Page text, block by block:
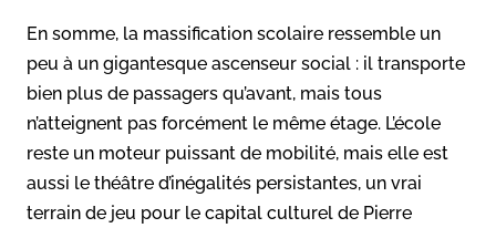
En somme, la massification scolaire ressemble un
peu à un gigantesque ascenseur social : il transporte
bien plus de passagers qu’avant, mais tous
n’atteignent pas forcément le même étage. L’école
reste un moteur puissant de mobilité, mais elle est
aussi le théâtre d’inégalités persistantes, un vrai
terrain de jeu pour le capital culturel de Pierre